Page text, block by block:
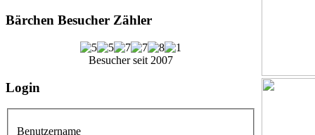
Bärchen Besucher Zähler
Besucher seit 2007
Login
Benutzername